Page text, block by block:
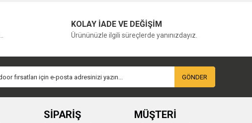
KOLAY İADE VE DEĞİŞİM
Ürününüzle ilgili süreçlerde yanınızdayız.
GÖNDER
SİPARİŞ
MÜŞTERİ